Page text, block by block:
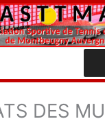
DES